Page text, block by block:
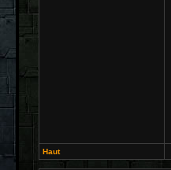
Haut